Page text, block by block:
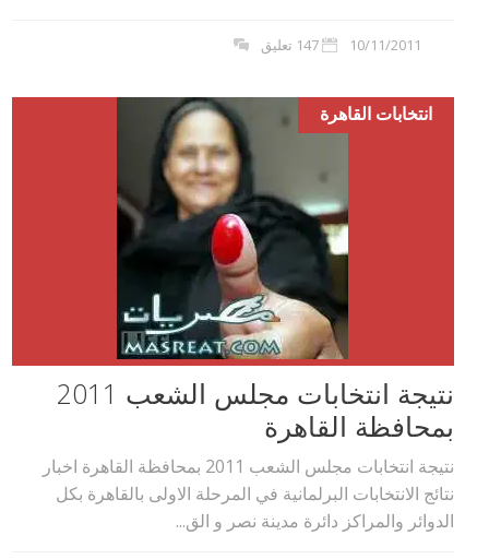
10/11/2011 147 تعليق
انتخابات القاهرة
نتيجة انتخابات مجلس الشعب 2011
بمحافظة القاهرة
نتيجة انتخابات مجلس الشعب 2011 بمحافظة القاهرة اخبار
نتائج الانتخابات البرلمانية في المرحلة الاولى بالقاهرة بكل
الدوائر والمراكز دائرة مدينة نصر و الق...